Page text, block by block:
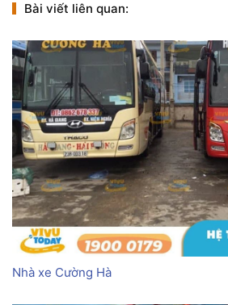
Bài viết liên quan:
Nhà xe Cường Hà